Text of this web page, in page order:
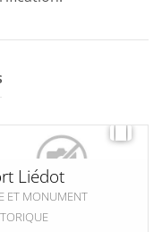
Liédot
ET MONUMENT